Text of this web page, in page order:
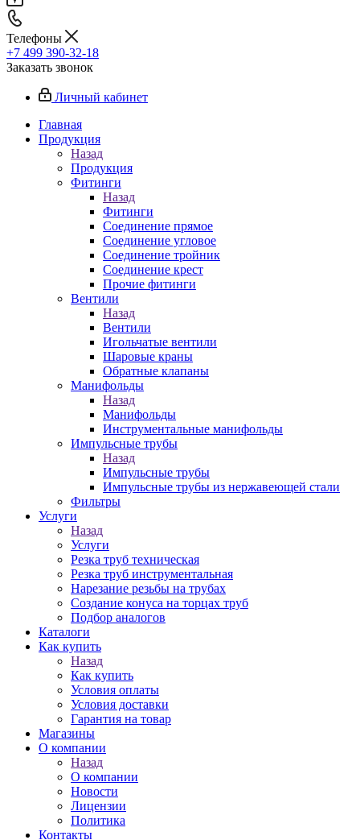
Телефоны
+7 499 390-32-18
Заказать звонок
Личный кабинет
Главная
Продукция
Назад
Продукция
Фитинги
Назад
Фитинги
Соединение прямое
Соединение угловое
Соединение тройник
Соединение крест
Прочие фитинги
Вентили
Назад
Вентили
Игольчатые вентили
Шаровые краны
Обратные клапаны
Манифольды
Назад
Манифольды
Инструментальные манифольды
Импульсные трубы
Назад
Импульсные трубы
Импульсные трубы из нержавеющей стали
Фильтры
Услуги
Назад
Услуги
Резка труб техническая
Резка труб инструментальная
Нарезание резьбы на трубах
Создание конуса на торцах труб
Подбор аналогов
Каталоги
Как купить
Назад
Как купить
Условия оплаты
Условия доставки
Гарантия на товар
Магазины
О компании
Назад
О компании
Новости
Лицензии
Политика
Контакты